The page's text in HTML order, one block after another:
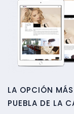
LA OPCIÓN
PUEBLA DE LA